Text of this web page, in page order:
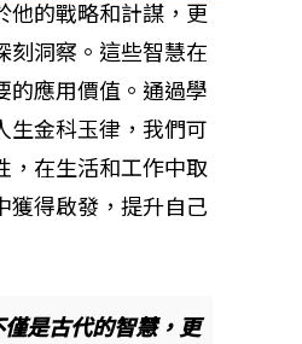
他的戰略和計謀，更
刻洞察。這些智慧在
的應用價值。通過學
生金科玉律，我們可
，在生活和工作中取
獲得啟發，提升自己
是古代的智慧，更